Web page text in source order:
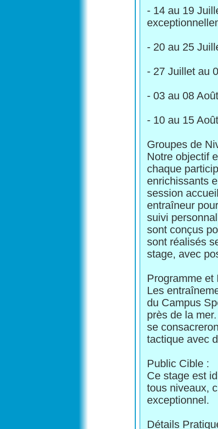
- 14 au 19
- 20 au 25
- 27 Juillet au
- 03 au 08
- 10 au 15
Groupes de
Notre objectif
chaque
enrichissants
session
entraîneur
suivi
sont conçus
sont réalisés
stage, avec
Programme et
Les
du Campus
près de la
se
tactique avec
Public Cible :
Ce stage est
tous niveaux,
exceptionnel.
Détails